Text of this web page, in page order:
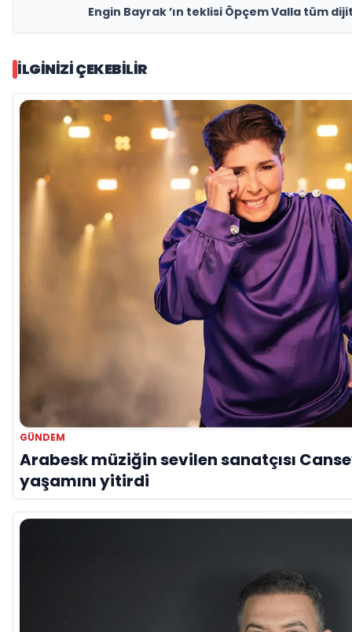
Engin Bayrak ’ın teklisi Öpçem Valla tüm
İLGINIZI ÇEKEBILIR
GÜNDEM
Arabesk müziğin sevilen sanatçısı
yaşamını yitirdi